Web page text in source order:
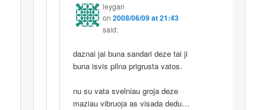
leygan
on 2008/06/09 at 21:43
said:
daznai jai buna sandari deze tai ji
buna isvis pilna prigrusta vatos.
nu su vata svelniau groja deze
maziau vibruoja as visada dedu…